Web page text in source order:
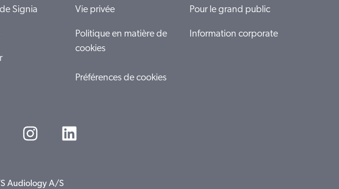
Signia Vie privée
Politique en matière de
cookies
Préférences de cookies
Pour le grand public
Information corporate
Audiology A/S